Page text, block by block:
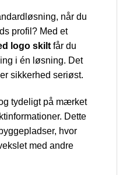
når du
profil? Med et
logo skilt får du
i én løsning. Det
sikkerhed seriøst.
tydeligt på mærket
Dette
hvor
med andre